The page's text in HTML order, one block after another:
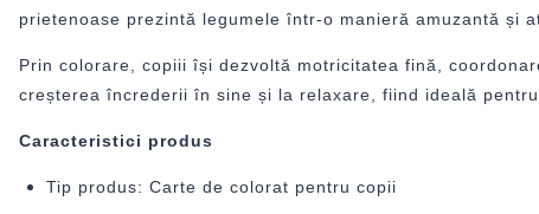
prietenoase prezintă legumele într-o manieră amuzantă și
Prin colorare, copiii își dezvoltă motricitatea fină,
creșterea încrederii în sine și la relaxare, fiind ideală
Caracteristici produs
Tip produs: Carte de colorat pentru copii